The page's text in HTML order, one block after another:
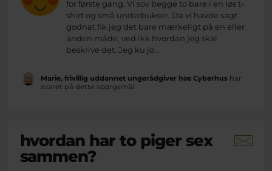
for første gang. Vi sov begge to bare i en løs t-
shirt og små underbukser. Da vi havde sagt
godnat fik jeg det bare mærkeligt på en eller
anden måde, ved ikk hvordan jeg skal
beskrive det. Jeg ku jo...
Marie, frivillig uddannet ungerådgiver hos Cyberhushar
svaret på dette spørgsmål
hvordan har to piger sex
sammen?